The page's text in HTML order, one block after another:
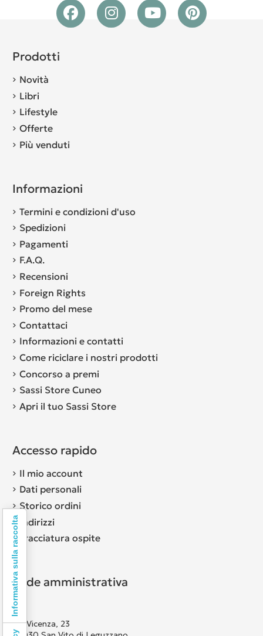
Prodotti
Novità
Libri
Lifestyle
Offerte
Più venduti
Informazioni
Termini e condizioni d'uso
Spedizioni
Pagamenti
F.A.Q.
Recensioni
Foreign Rights
Promo del mese
Contattaci
Informazioni e contatti
Come riciclare i nostri prodotti
Concorso a premi
Sassi Store Cuneo
Apri il tuo Sassi Store
Accesso rapido
Il mio account
Dati personali
Storico ordini
Indirizzi
Tracciatura ospite
Sede amministrativa
Via Vicenza, 23
Informativa sulla raccolta